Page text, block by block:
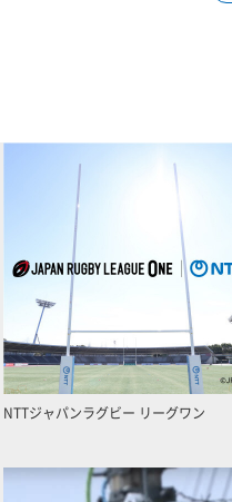
NTTジャパンラグビー リーグワン